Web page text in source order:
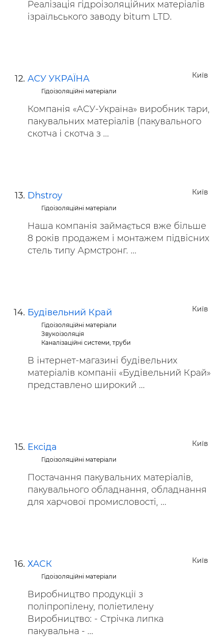
Реалізація гідроізоляційних матеріалів
ізраїльського заводу bitum LTD.
Київ
АСУ УКРАЇНА
Гідоізоляційні матеріали
Компанія «АСУ-Україна» виробник тари,
пакувальних матеріалів (пакувального
скотча і скотча з ...
Київ
Dhstroy
Гідоізоляційні матеріали
Наша компанія займається вже більше
8 років продажем і монтажем підвісних
стель типу Армстронг. ...
Київ
Будівельний Край
Гідоізоляційні матеріали
Звукоізоляція
Каналізаційні системи, труби
В інтернет-магазині будівельних
матеріалів компанії «Будівельний Край»
представлено широкий ...
Київ
Ексіда
Гідоізоляційні матеріали
Постачання пакувальних матеріалів,
пакувального обладнання, обладнання
для харчової промисловості, ...
Київ
ХАСК
Гідоізоляційні матеріали
Виробництво продукції з
поліпропілену, поліетилену
Виробництво: - Стрічка липка
пакувальна - ...